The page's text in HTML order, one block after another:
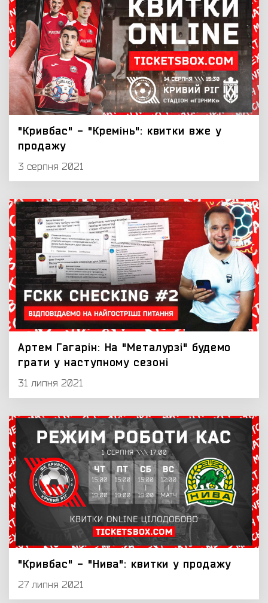
"Кривбас" - "Кремінь": квитки вже у
продажу
3 серпня 2021
Артем Гагарін: На "Металурзі" будемо
грати у наступному сезоні
31 липня 2021
"Кривбас" - "Нива": квитки у продажу
27 липня 2021